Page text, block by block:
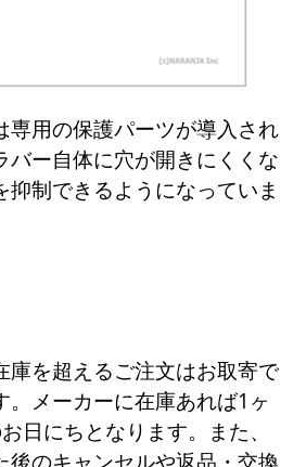
専用の保護パーツが導入され
バー自体に穴が開きにくくな
抑制できるようになっていま
を超えるご注文はお取寄で
。メーカーに在庫あれば1ヶ
日にちとなります。また、
後のキャンセルや返品・交換